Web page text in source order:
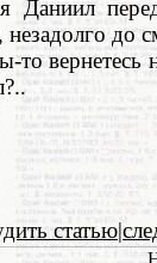
Даниил
незадолго до
то вернетесь
статью|